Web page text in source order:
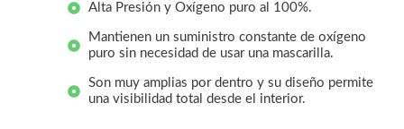
Alta Presión y Oxígeno puro al 100%.
Mantienen un suministro constante de oxígeno
puro sin necesidad de usar una mascarilla.
Son muy amplias por dentro y su diseño permite
una visibilidad total desde el interior.